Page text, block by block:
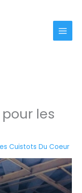
les
Cuistots Du Coeur